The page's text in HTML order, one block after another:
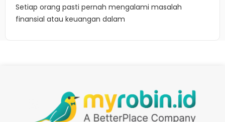
Setiap orang pasti pernah mengalami masalah
finansial atau keuangan dalam